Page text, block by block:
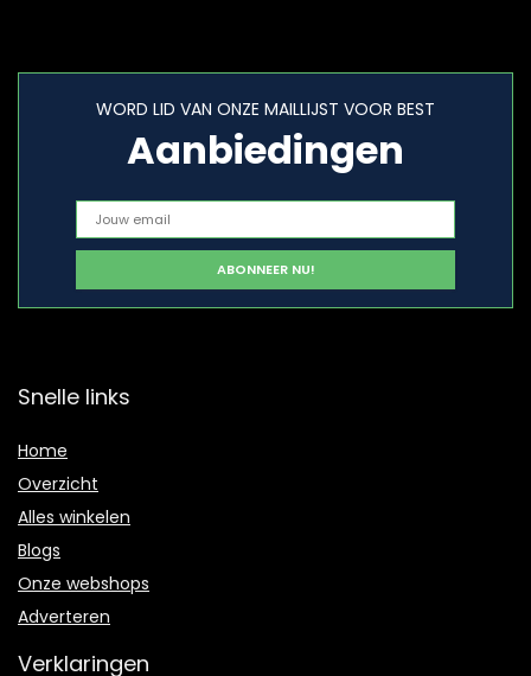
WORD LID VAN ONZE MAILLIJST VOOR BEST
Aanbiedingen
Snelle links
Home
Overzicht
Alles winkelen
Blogs
Onze webshops
Adverteren
Verklaringen